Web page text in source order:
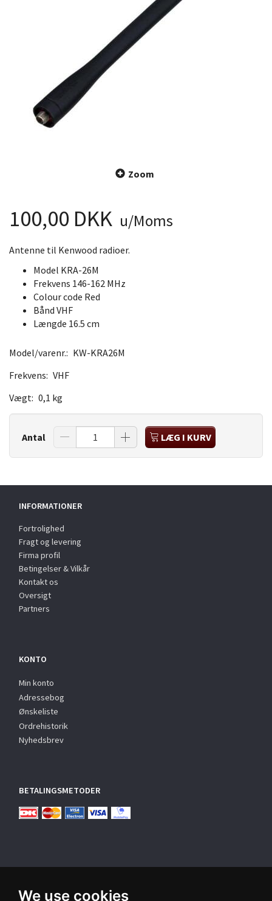
We use cookies
Zoom
100,00 DKK u/Moms
Antenne til Kenwood radioer.
Model KRA-26M
Frekvens 146-162 MHz
Colour code Red
Bånd VHF
Længde 16.5 cm
Model/varenr.: KW-KRA26M
Frekvens: VHF
Vægt: 0,1 kg
Antal LÆG I KURV
INFORMATIONER
Fortrolighed
Fragt og levering
Firma profil
Betingelser & Vilkår
Kontakt os
Oversigt
Partners
KONTO
Min konto
Adressebog
Ønskeliste
Ordrehistorik
Nyhedsbrev
BETALINGSMETODER